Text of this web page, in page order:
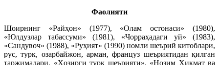
Фаолияти
Шоирнинг «Райҳон» (1977), «Олам остонаси» (1980),
«Юлдузлар табассуми» (1981), «Чорраҳадаги уй» (1983),
«Сандувоч» (1988), «Руҳият» (1990) номли шеърий китоблари,
рус, турк, озарбайжон, арман, француз шеъриятидан қилган
таржималари, «Ҳозирги турк шеърияти», «Нозим Ҳикмат ва